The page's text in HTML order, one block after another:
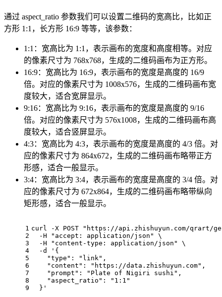
通过 aspect_ratio 参数我们可以设置二维码的宽高比，比如正
方形 1:1，长方形 16:9 等等，该参数：
1:1：宽高比为 1:1，表示画布的宽度和高度相等。对应
的像素尺寸为 768x768，生成的二维码画布为正方形。
16:9：宽高比为 16:9，表示画布的宽度是高度的 16/9
倍。对应的像素尺寸为 1008x576，生成的二维码画布宽
度较大，适合宽屏显示。
9:16：宽高比为 9:16，表示画布的宽度是高度的 9/16
倍。对应的像素尺寸为 576x1008，生成的二维码画布高
度较大，适合竖屏显示。
4:3：宽高比为 4:3，表示画布的宽度是高度的 4/3 倍。对
应的像素尺寸为 864x672，生成的二维码画布略带正方
形感，适合一般显示。
3:4：宽高比为 3:4，表示画布的宽度是高度的 3/4 倍。对
应的像素尺寸为 672x864，生成的二维码画布略带纵向
矩形感，适合一般显示。
1
2
3
4
5
6
7
8
9
curl -X POST
"https://api.zhishuyun.com/qrart/
  -H
"accept: application/json"
\
  -H
"content-type: application/json"
\
  -d
'{
    "type": "link",
    "content": "https://data.zhishuyun.com",
    "prompt": "Plate of Nigiri sushi",
    "aspect_ratio": "1:1"
  }'